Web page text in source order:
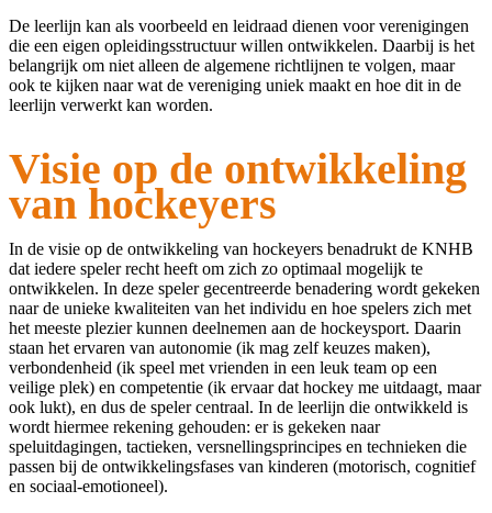
De leerlijn kan als voorbeeld en leidraad dienen voor verenigingen
die een eigen opleidingsstructuur willen ontwikkelen. Daarbij is het
belangrijk om niet alleen de algemene richtlijnen te volgen, maar
ook te kijken naar wat de vereniging uniek maakt en hoe dit in de
leerlijn verwerkt kan worden.
Visie op de ontwikkeling
van hockeyers
In de visie op de ontwikkeling van hockeyers benadrukt de KNHB
dat iedere speler recht heeft om zich zo optimaal mogelijk te
ontwikkelen. In deze speler gecentreerde benadering wordt gekeken
naar de unieke kwaliteiten van het individu en hoe spelers zich met
het meeste plezier kunnen deelnemen aan de hockeysport. Daarin
staan het ervaren van autonomie (ik mag zelf keuzes maken),
verbondenheid (ik speel met vrienden in een leuk team op een
veilige plek) en competentie (ik ervaar dat hockey me uitdaagt, maar
ook lukt), en dus de speler centraal. In de leerlijn die ontwikkeld is
wordt hiermee rekening gehouden: er is gekeken naar
speluitdagingen, tactieken, versnellingsprincipes en technieken die
passen bij de ontwikkelingsfases van kinderen (motorisch, cognitief
en sociaal-emotioneel).